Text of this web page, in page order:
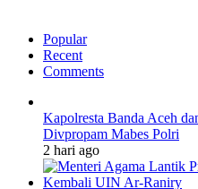
Popular
Recent
Comments
Kapolresta Banda Aceh
Divpropam Mabes Polri
2 hari ago